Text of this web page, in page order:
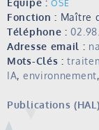
Équipe :OSE
Fonction : Maître
Téléphone :
Adresse email :
Mots-Clés :
IA, environnement
Publications (HAL)